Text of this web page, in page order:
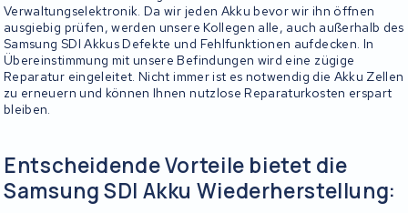
Verwaltungselektronik. Da wir jeden Akku bevor wir ihn öffnen
ausgiebig prüfen, werden unsere Kollegen alle, auch außerhalb des
Samsung SDI Akkus Defekte und Fehlfunktionen aufdecken. In
Übereinstimmung mit unsere Befindungen wird eine zügige
Reparatur eingeleitet. Nicht immer ist es notwendig die Akku Zellen
zu erneuern und können Ihnen nutzlose Reparaturkosten erspart
bleiben.
Entscheidende Vorteile bietet die
Samsung SDI Akku Wiederherstellung: